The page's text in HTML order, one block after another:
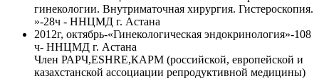
гинекологии. Внутриматочная хирургия. Гистероскопия.
»-28ч - ННЦМД г. Астана
2012г, октябрь-«Гинекологическая эндокринология»-108
ч- ННЦМД г. Астана
Член РАРЧ,ESHRE,КАРМ (российской, европейской и
казахстанской ассоциации репродуктивной медицины)